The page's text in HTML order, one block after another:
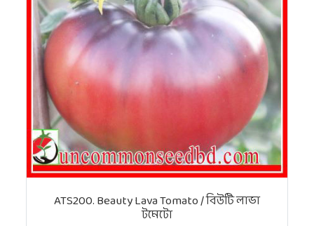
ATS200. Beauty Lava Tomato / বিউটি লাভা
টমেটো